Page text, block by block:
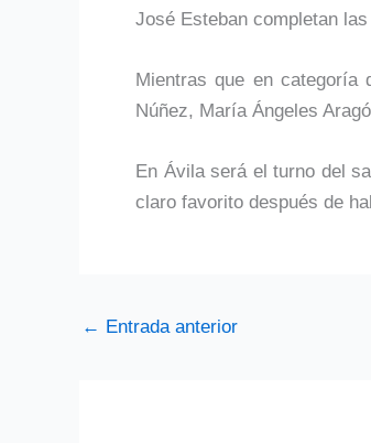
José Esteban completan
Mientras que en categoría
Núñez, María Ángeles
En Ávila será el turno del
claro favorito después de
← Entrada anterior